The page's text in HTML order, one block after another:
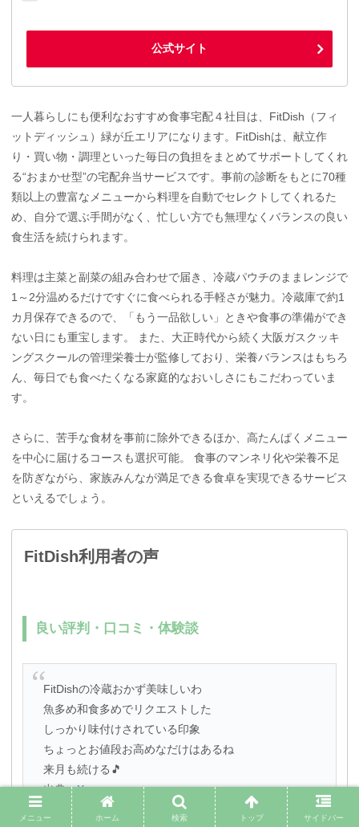
公式サイト
一人暮らしにも便利なおすすめ食事宅配４社目は、FitDish（フィ
ットディッシュ）緑が丘エリアになります。FitDishは、献立作
り・買い物・調理といった毎日の負担をまとめてサポートしてくれ
る“おまかせ型”の宅配弁当サービスです。事前の診断をもとに70種
類以上の豊富なメニューから料理を自動でセレクトしてくれるた
め、自分で選ぶ手間がなく、忙しい方でも無理なくバランスの良い
食生活を続けられます。
料理は主菜と副菜の組み合わせで届き、冷蔵パウチのままレンジで
1～2分温めるだけですぐに食べられる手軽さが魅力。冷蔵庫で約1
カ月保存できるので、「もう一品欲しい」ときや食事の準備ができ
ない日にも重宝します。 また、大正時代から続く大阪ガスクッキ
ングスクールの管理栄養士が監修しており、栄養バランスはもちろ
ん、毎日でも食べたくなる家庭的なおいしさにもこだわっていま
す。
さらに、苦手な食材を事前に除外できるほか、高たんぱくメニュー
を中心に届けるコースも選択可能。 食事のマンネリ化や栄養不足
を防ぎながら、家族みんなが満足できる食卓を実現できるサービス
といえるでしょう。
FitDish利用者の声
良い評判・口コミ・体験談
FitDishの冷蔵おかず美味しいわ
魚多め和食多めでリクエストした
しっかり味付けされている印象
ちょっとお値段お高めなだけはあるね
来月も続ける🎵
出典：X
メニュー ホーム 検索 トップ サイドバー